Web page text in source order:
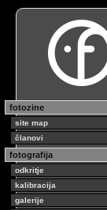
fotozine
site map
članovi
fotografija
odkritje
kalibracija
galerije